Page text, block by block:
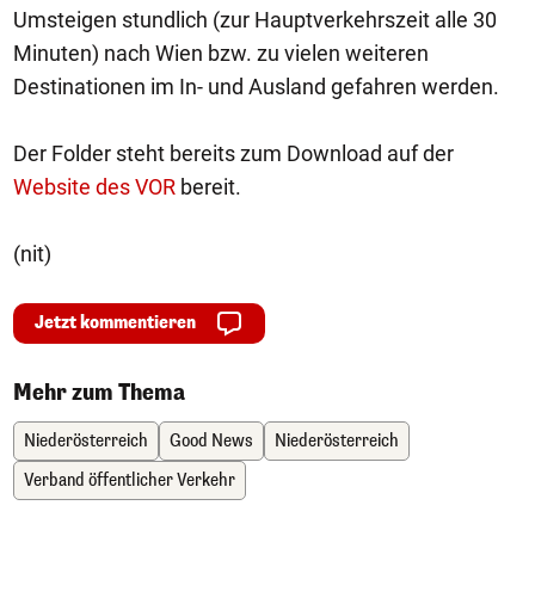
Umsteigen stundlich (zur Hauptverkehrszeit alle 30
Minuten) nach Wien bzw. zu vielen weiteren
Destinationen im In- und Ausland gefahren werden.
Der Folder steht bereits zum Download auf der
Website des VOR bereit.
(nit)
Jetzt kommentieren
Mehr zum Thema
Niederösterreich Good News
Niederösterreich
Verband öffentlicher Verkehr